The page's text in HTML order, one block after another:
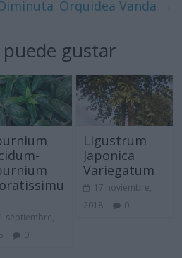
Orquidea Vanda →
gustar
septiembre,
0
Ligustrum
Japonica
Variegatum
17 noviembre,
2018
0